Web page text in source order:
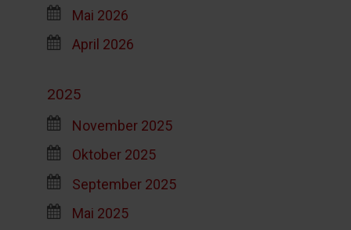
Mai 2026
April 2026
2025
November 2025
Oktober 2025
September 2025
Mai 2025